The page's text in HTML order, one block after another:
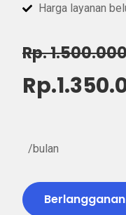
Harga layanan
Rp.
/bulan
Berlangganan